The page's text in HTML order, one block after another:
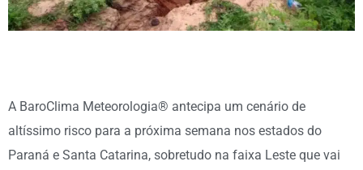
A BaroClima Meteorologia® antecipa um cenário de
altíssimo risco para a próxima semana nos estados do
Paraná e Santa Catarina, sobretudo na faixa Leste que vai